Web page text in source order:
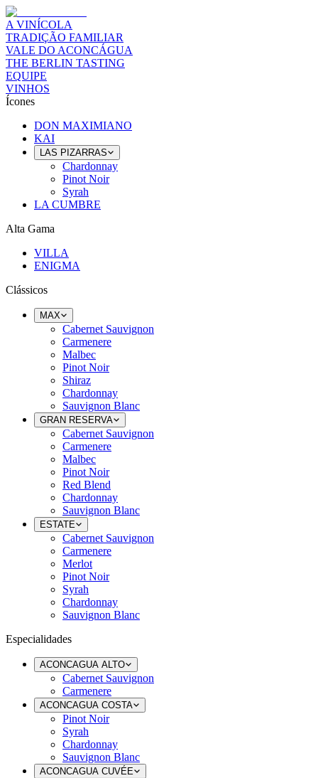
A VINÍCOLA
TRADIÇÃO FAMILIAR
VALE DO ACONCÁGUA
THE BERLIN TASTING
EQUIPE
VINHOS
Ícones
DON MAXIMIANO
KAI
LAS PIZARRAS
Chardonnay
Pinot Noir
Syrah
LA CUMBRE
Alta Gama
VILLA
ENIGMA
Clássicos
MAX
Cabernet Sauvignon
Carmenere
Malbec
Pinot Noir
Shiraz
Chardonnay
Sauvignon Blanc
GRAN RESERVA
Cabernet Sauvignon
Carmenere
Malbec
Pinot Noir
Red Blend
Chardonnay
Sauvignon Blanc
ESTATE
Cabernet Sauvignon
Carmenere
Merlot
Pinot Noir
Syrah
Chardonnay
Sauvignon Blanc
Especialidades
ACONCAGUA ALTO
Cabernet Sauvignon
Carmenere
ACONCAGUA COSTA
Pinot Noir
Syrah
Chardonnay
Sauvignon Blanc
ACONCAGUA CUVÉE